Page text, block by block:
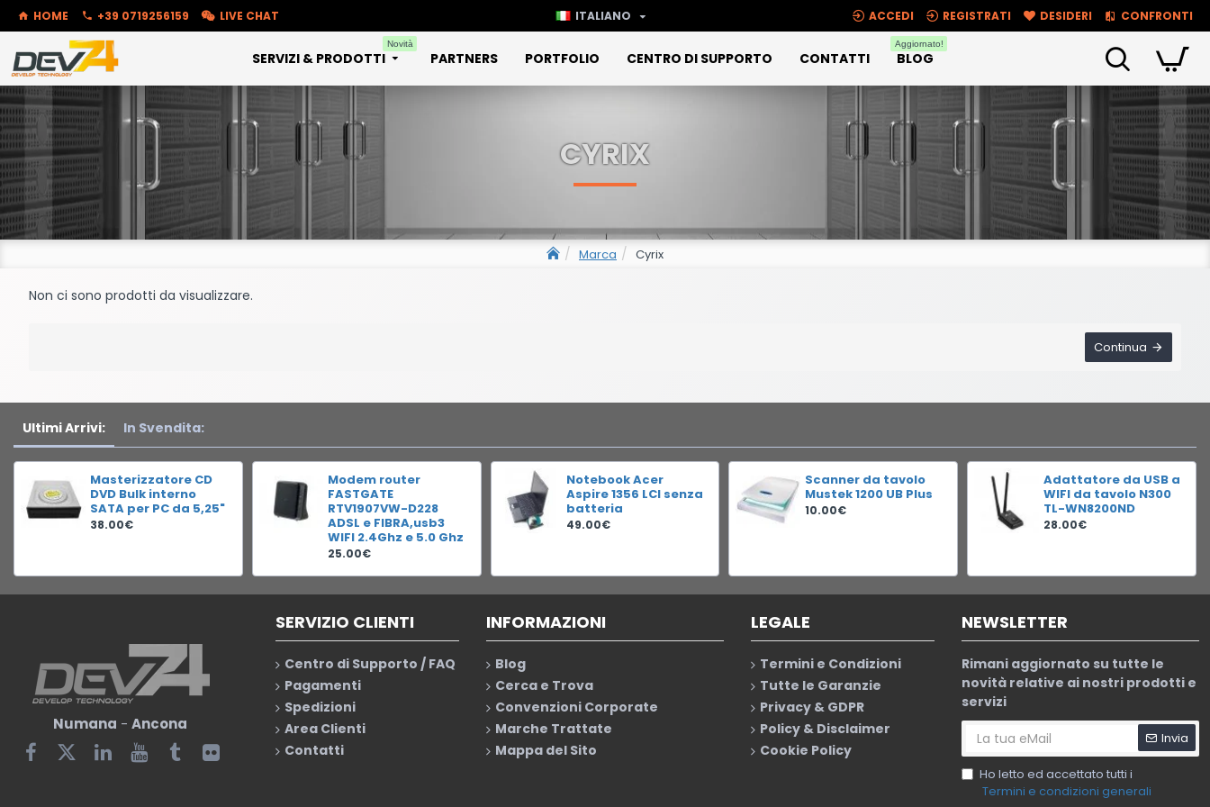
HOME +39 0719256159 LIVE CHAT ITALIANO ACCEDI REGISTRATI DESIDERI CONFRONTI
SERVIZI & PRODOTTI
Novità
PARTNERS PORTFOLIO CENTRO DI SUPPORTO CONTATTI BLOG
Aggiornato!
Marca Cyrix
CYRIX
Non ci sono prodotti da visualizzare.
Continua
Ultimi Arrivi: In Svendita:
Masterizzatore CD
DVD Bulk interno
SATA per PC da 5,25"
38.00€
Modem router
FASTGATE
RTV1907VW-D228
ADSL e FIBRA,usb3
WIFI 2.4Ghz e 5.0 Ghz
25.00€
Notebook Acer
Aspire 1356 LCI senza
batteria
49.00€
Scanner da tavolo
Mustek 1200 UB Plus
10.00€
Adattatore da USB a
WIFI da tavolo N300
TL-WN8200ND
28.00€
Numana - Ancona
SERVIZIO CLIENTI
Centro di Supporto / FAQ
Pagamenti
Spedizioni
Area Clienti
Contatti
INFORMAZIONI
Blog
Cerca e Trova
Convenzioni Corporate
Marche Trattate
Mappa del Sito
LEGALE
Termini e Condizioni
Tutte le Garanzie
Privacy & GDPR
Policy & Disclaimer
Cookie Policy
NEWSLETTER
Rimani aggiornato su tutte le
novità relative ai nostri prodotti e
servizi
Invia
Ho letto ed accettato tutti i
Termini e condizioni generali